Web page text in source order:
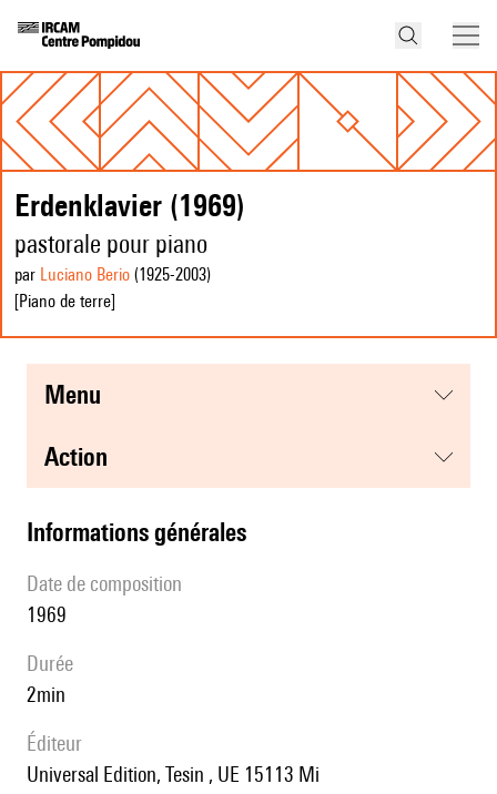
Erdenklavier (1969)
pastorale pour piano
par Luciano Berio (1925-2003)
[Piano de terre]
menu
action
informations générales
date de composition
1969
durée
2min
éditeur
Universal Edition, Tesin , UE 15113 Mi